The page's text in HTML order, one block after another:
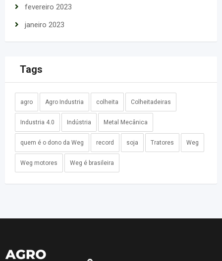
fevereiro 2023
janeiro 2023
Tags
agro Agro Industria colheita Colheitadeiras
Industria 4.0 Indústria Metal Mecânica
quem é o dono da Weg record soja Tratores Weg
Weg motores Weg é brasileira